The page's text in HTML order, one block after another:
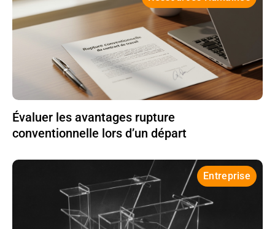
Évaluer les avantages rupture
conventionnelle lors d’un départ
Entreprise